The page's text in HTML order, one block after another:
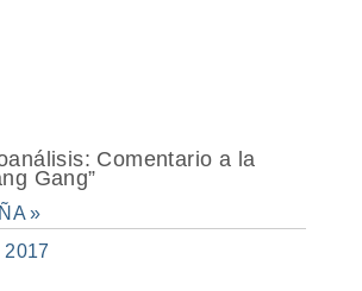
Comentario a la
Gang”
»
2017